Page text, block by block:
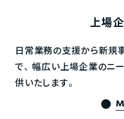
上場
日常業務の支援から新規
で、 幅広い上場企業のニ
供いたします。